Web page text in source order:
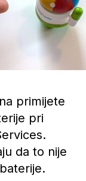
primijete
pri
da to nije